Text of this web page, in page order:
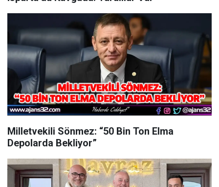
Milletvekili Sönmez: “50 Bin Ton Elma
Depolarda Bekliyor”